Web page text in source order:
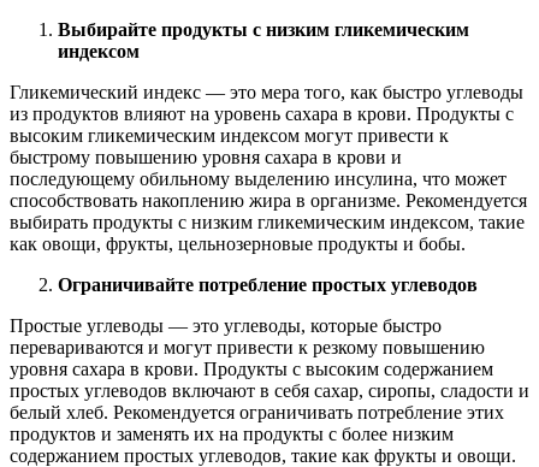
Выбирайте продукты с низким гликемическим
индексом
Гликемический индекс — это мера того, как быстро углеводы
из продуктов влияют на уровень сахара в крови. Продукты с
высоким гликемическим индексом могут привести к
быстрому повышению уровня сахара в крови и
последующему обильному выделению инсулина, что может
способствовать накоплению жира в организме. Рекомендуется
выбирать продукты с низким гликемическим индексом, такие
как овощи, фрукты, цельнозерновые продукты и бобы.
Ограничивайте потребление простых углеводов
Простые углеводы — это углеводы, которые быстро
перевариваются и могут привести к резкому повышению
уровня сахара в крови. Продукты с высоким содержанием
простых углеводов включают в себя сахар, сиропы, сладости и
белый хлеб. Рекомендуется ограничивать потребление этих
продуктов и заменять их на продукты с более низким
содержанием простых углеводов, такие как фрукты и овощи.